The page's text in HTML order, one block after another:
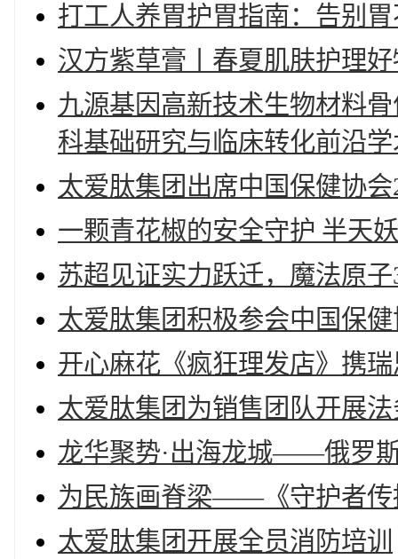
打工人养胃护胃指南：告别
汉方紫草膏丨春夏肌肤护理
九源基因高新技术生物材料
科基础研究与临床转化前沿
太爱肽集团出席中国保健协
一颗青花椒的安全守护 半天
苏超见证实力跃迁，魔法原
太爱肽集团积极参会中国保
开心麻花《疯狂理发店》携
太爱肽集团为销售团队开展
龙华聚势·出海龙城——俄罗
为民族画脊梁——《守护者传
太爱肽集团开展全员消防培训